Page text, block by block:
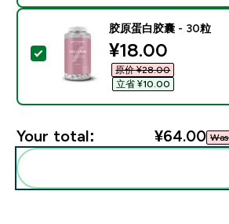
Select this product - 胶原蛋白胶
胶原蛋白胶囊 - 30粒
discounted
¥18.00‎
原价 ¥28.00‎
立省 ¥10.00‎
Your total: ¥64.00‎